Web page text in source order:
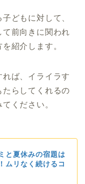
どもに対して、
前向きに関われ
紹介します。
ば、イライラす
らしてくれるの
ください。
と夏休みの宿題は
ムリなく続けるコ